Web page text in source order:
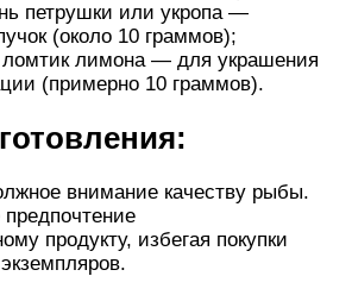
петрушки или укропа —
(около 10 граммов);
лимона — для украшения
(примерно 10 граммов).
внимание качеству рыбы.
предпочтение
продукту, избегая покупки